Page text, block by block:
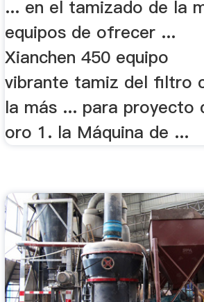
... en el tamizado de la
equipos de ofrecer ...
Xianchen 450 equipo
vibrante tamiz del filtro
la más ... para proyecto
oro 1. la Máquina de ...